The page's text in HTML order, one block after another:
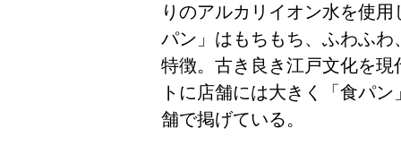
りのアルカリイオン水を使
パン」はもちもち、ふわふ
特徴。古き良き江戸文化を
トに店舗には大きく「食パ
舗で掲げている。